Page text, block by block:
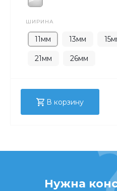
ШИРИНА
11мм 13мм
21мм 26мм
В корзину
Нужна